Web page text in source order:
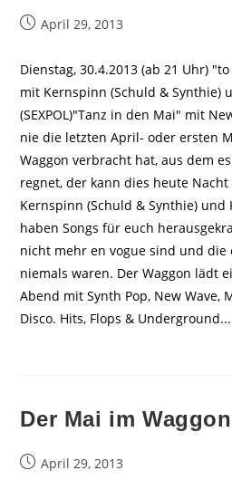
BeitragApril 29, 2013
Dienstag, 30.4.2013 (ab 21 Uhr)
mit Kernspinn (Schuld & Synthie)
(SEXPOL)"Tanz in den Mai" mit
nie die letzten April- oder ersten
Waggon verbracht hat, aus dem
regnet, der kann dies heute
Kernspinn (Schuld & Synthie) und
haben Songs für euch
nicht mehr en vogue sind und die
niemals waren. Der Waggon lädt
Abend mit Synth Pop, New Wave,
Disco. Hits, Flops & Underground...
Der Mai im
BeitragApril 29, 2013